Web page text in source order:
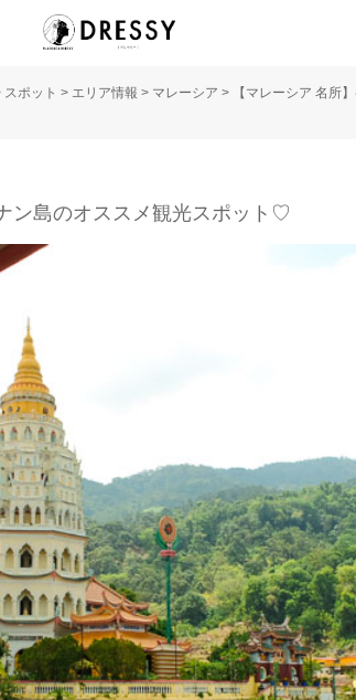
スポット > エリア情報 > マレーシア >
【マレーシア 名所
ン島のオススメ観光スポット♡